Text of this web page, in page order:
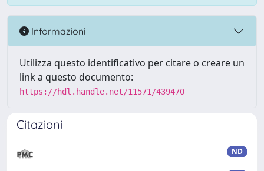
Informazioni
Utilizza questo identificativo per citare o creare un
link a questo documento:
https://hdl.handle.net/11571/439470
Citazioni
ND